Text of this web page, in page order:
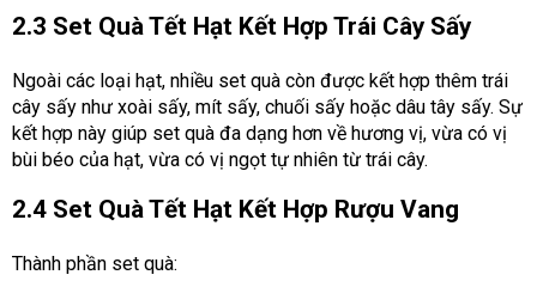
2.3 Set Quà Tết Hạt Kết Hợp Trái Cây Sấy
Ngoài các loại hạt, nhiều set quà còn được kết hợp thêm trái
cây sấy như xoài sấy, mít sấy, chuối sấy hoặc dâu tây sấy. Sự
kết hợp này giúp set quà đa dạng hơn về hương vị, vừa có vị
bùi béo của hạt, vừa có vị ngọt tự nhiên từ trái cây.
2.4 Set Quà Tết Hạt Kết Hợp Rượu Vang
Thành phần set quà: